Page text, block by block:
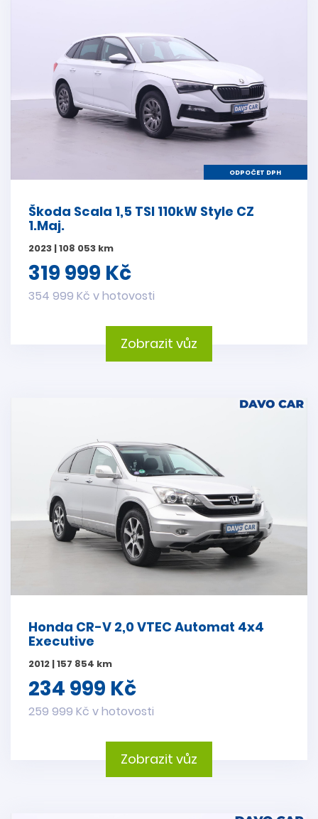
ODPOČET DPH
Škoda Scala 1,5 TSI 110kW Style CZ
1.Maj.
2023 | 108 053 km
319 999 Kč
354 999 Kč v hotovosti
Zobrazit vůz
Honda CR-V 2,0 VTEC Automat 4x4
Executive
2012 | 157 854 km
234 999 Kč
259 999 Kč v hotovosti
Zobrazit vůz